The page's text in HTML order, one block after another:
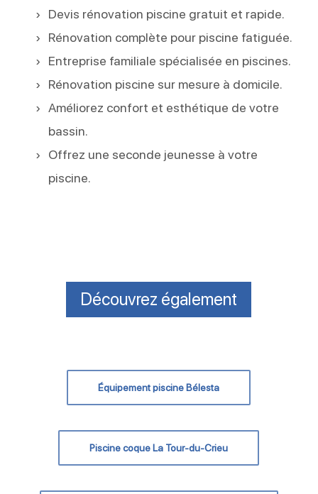
Devis rénovation piscine gratuit et rapide.
Rénovation complète pour piscine fatiguée.
Entreprise familiale spécialisée en piscines.
Rénovation piscine sur mesure à domicile.
Améliorez confort et esthétique de votre
bassin.
Offrez une seconde jeunesse à votre
piscine.
Découvrez également
Équipement piscine Bélesta
Piscine coque La Tour-du-Crieu